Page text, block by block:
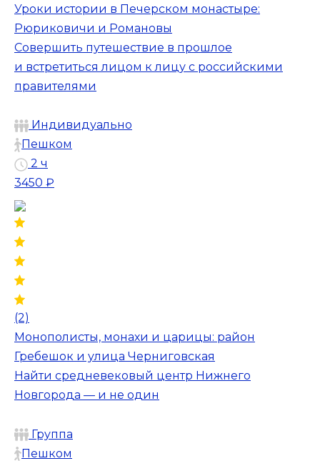
Уроки истории в Печерском монастыре:
Рюриковичи и Романовы
Совершить путешествие в прошлое
и встретиться лицом к лицу с российскими
правителями
Индивидуально
Пешком
2 ч
3450 ₽
(2)
Монополисты, монахи и царицы: район
Гребешок и улица Черниговская
Найти средневековый центр Нижнего
Новгорода — и не один
Группа
Пешком